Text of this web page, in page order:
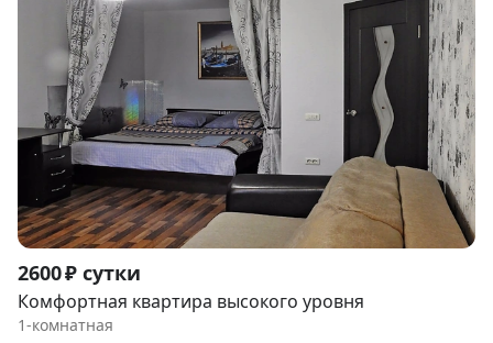
Item
1
of
2600 ₽ сутки
Комфортная квартира высокого уровня
1-комнатная